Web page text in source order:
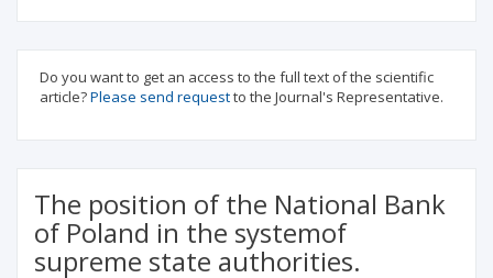
Do you want to get an access to the full text of the scientific
article?Please send requestto the Journal's Representative.
The position of the National Bank
of Poland in the systemof
supreme state authorities.